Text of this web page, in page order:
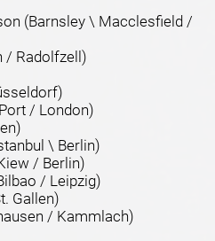
(Barnsley \ Macclesfield /
/ Radolfzell)
/ London)
\ Berlin)
/ Berlin)
/ Leipzig)
Gallen)
/ Kammlach)